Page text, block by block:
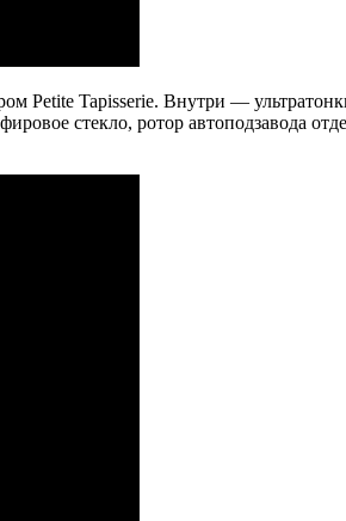
Petite Tapisserie. Внутри —
стекло, ротор автоподзавода